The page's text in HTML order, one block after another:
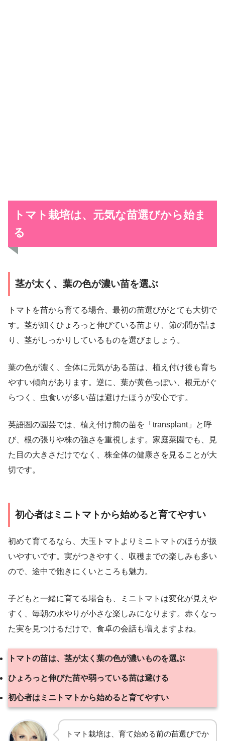
トマト栽培は、元気な苗選びから始ま
る
茎が太く、葉の色が濃い苗を選ぶ
トマトを苗から育てる場合、最初の苗選びがとても大切で
す。茎が細くひょろっと伸びている苗より、節の間が詰ま
り、茎がしっかりしているものを選びましょう。
葉の色が濃く、全体に元気がある苗は、植え付け後も育ち
やすい傾向があります。逆に、葉が黄色っぽい、根元がぐ
らつく、虫食いが多い苗は避けたほうが安心です。
英語圏の園芸では、植え付け前の苗を「transplant」と呼
び、根の張りや株の強さを重視します。家庭菜園でも、見
た目の大きさだけでなく、株全体の健康さを見ることが大
切です。
初心者はミニトマトから始めると育てやすい
初めて育てるなら、大玉トマトよりミニトマトのほうが扱
いやすいです。実がつきやすく、収穫までの楽しみも多い
ので、途中で飽きにくいところも魅力。
子どもと一緒に育てる場合も、ミニトマトは変化が見えや
すく、毎朝の水やりが小さな楽しみになります。赤くなっ
た実を見つけるだけで、食卓の会話も増えますよね。
トマトの苗は、茎が太く葉の色が濃いものを選ぶ
ひょろっと伸びた苗や弱っている苗は避ける
初心者はミニトマトから始めると育てやすい
トマト栽培は、育て始める前の苗選びでか